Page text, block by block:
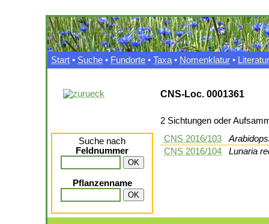
Start • Suche • Fundorte • Taxa • Nomenklatur • Literatur
CNS-Loc. 0001361
2 Sichtungen oder
Suche nach
Feldnummer
Pflanzenname
CNS 2016/103
CNS 2016/104
Lunaria